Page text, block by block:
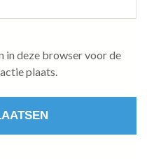
in deze browser voor de
plaats.